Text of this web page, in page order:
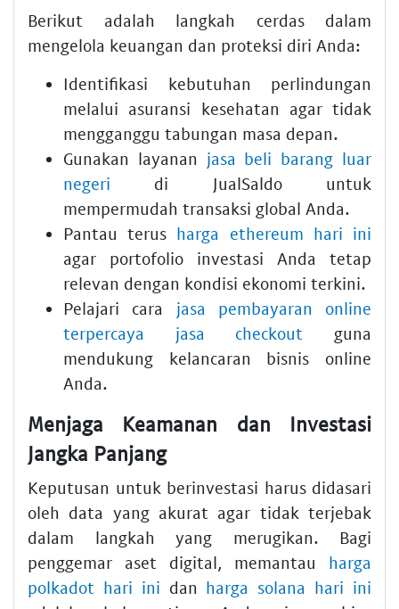
Berikut adalah langkah cerdas dalam
mengelola keuangan dan proteksi diri Anda:
Identifikasi kebutuhan perlindungan
melalui asuransi kesehatan agar tidak
mengganggu tabungan masa depan.
Gunakan layanan jasa beli barang luar
negeri di JualSaldo untuk
mempermudah transaksi global Anda.
Pantau terus harga ethereum hari ini
agar portofolio investasi Anda tetap
relevan dengan kondisi ekonomi terkini.
Pelajari cara jasa pembayaran online
terpercaya jasa checkout guna
mendukung kelancaran bisnis online
Anda.
Menjaga Keamanan dan Investasi
Jangka Panjang
Keputusan untuk berinvestasi harus didasari
oleh data yang akurat agar tidak terjebak
dalam langkah yang merugikan. Bagi
penggemar aset digital, memantau harga
polkadot hari ini dan harga solana hari ini